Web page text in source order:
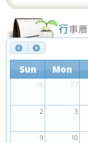
Sun Mon
26 27
2 3
9 10